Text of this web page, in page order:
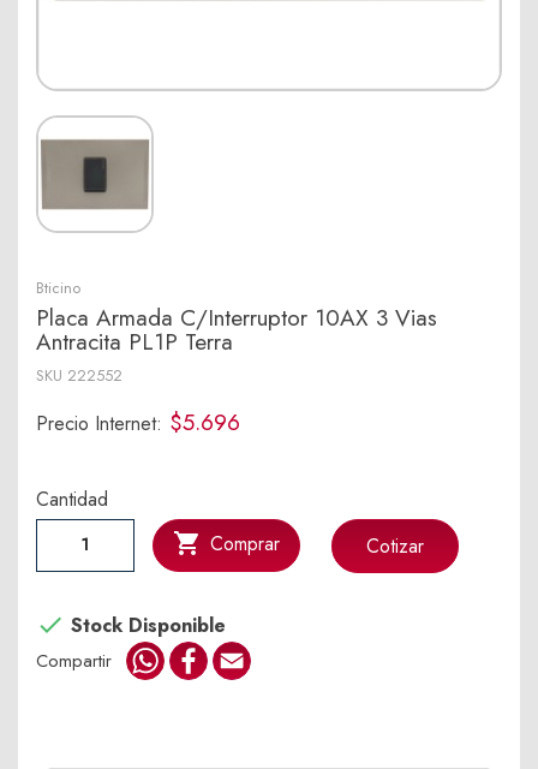
Bticino
Placa Armada C/Interruptor 10AX 3 Vias
Antracita PL1P Terra
SKU 222552
Precio Internet: $5.696
Cantidad
 Comprar
 Stock Disponible
Cotizar
Compartir WhatsApp
Facebook